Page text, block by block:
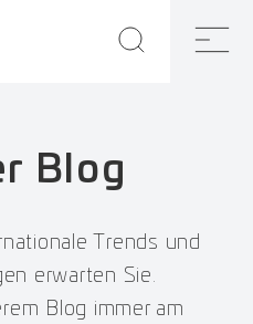
Blog
Trends und
erwarten Sie.
Blog immer am